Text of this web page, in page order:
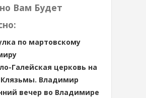
Вам Будет
по мартовскому
Галейская церковь на
Клязьмы. Владимир
вечер во Владимире